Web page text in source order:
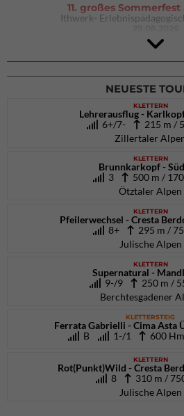
11. großes
Ithwerk-
4Blocs KIDS
DAV Kletter- & Boulderzentrum
26.09.2026
NEUESTE
KLETTERN
Lehrerausflug -
6+/7-
215 m /
Zillertaler
KLETTERN
Brunnkarkopf -
3
500 m /
Ötztaler Alpen
KLETTERN
Pfeilerwechsel - Cresta
8+
295 m /
Julische Alpen
KLETTERN
Supernatural -
9-/9
250 m /
Berchtesgadener
KLETTERSTEIG
Ferrata Gabrielli - Cima Asta
B
1-/1 600
KLETTERN
Rot(Punkt)Wild - Cresta
8
310 m /
Julische Alpen